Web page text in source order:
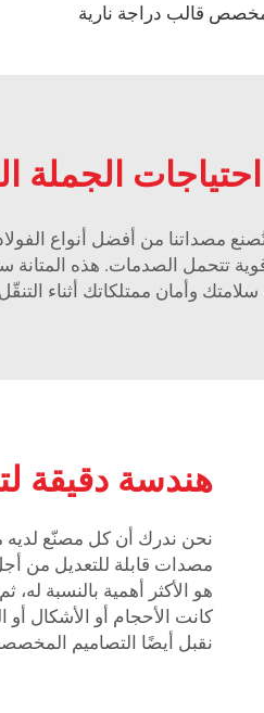
قالب دراجة نارية
الجملة
تتحمل الصدمات. هذه
وأمان ممتلكاتك أثناء
هندسة دقيقة
مصدات قابلة للتعديل من
هو الأكثر أهمية بالنسبة
كانت الأحجام أو الأشكال أو
نقبل أيضًا التصاميم